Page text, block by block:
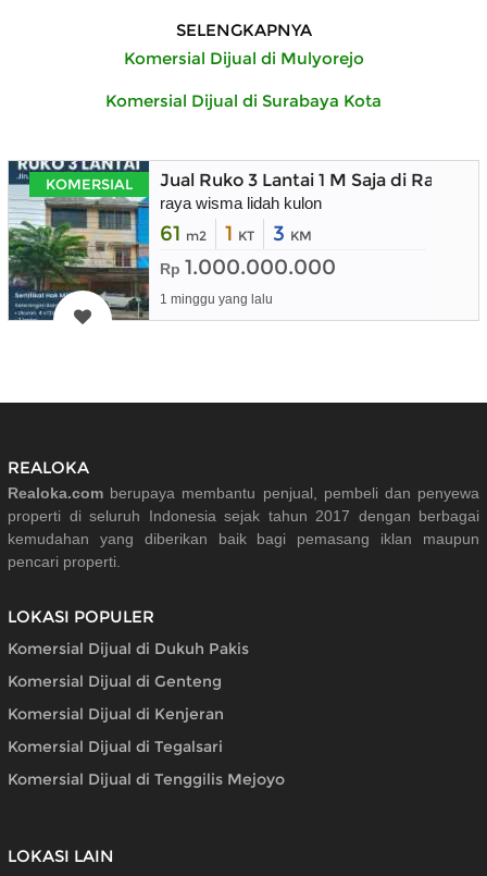
SELENGKAPNYA
Komersial Dijual di Mulyorejo
Komersial Dijual di Surabaya Kota
KOMERSIAL Jual Ruko 3 Lantai 1 M Saja di Raya
raya wisma lidah kulon
61 m2 1 KT 3 KM
Rp 1.000.000.000
1 minggu yang lalu
REALOKA
Realoka.com berupaya membantu penjual, pembeli dan penyewa
properti di seluruh Indonesia sejak tahun 2017 dengan berbagai
kemudahan yang diberikan baik bagi pemasang iklan maupun
pencari properti.
LOKASI POPULER
Komersial Dijual di Dukuh Pakis
Komersial Dijual di Genteng
Komersial Dijual di Kenjeran
Komersial Dijual di Tegalsari
Komersial Dijual di Tenggilis Mejoyo
LOKASI LAIN